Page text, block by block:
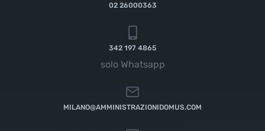
02 26000363
342 197 4865
solo Whatsapp
MILANO@AMMINISTRAZIONIDOMUS.COM